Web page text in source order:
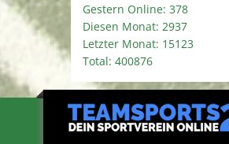
Gestern Online: 378
Diesen Monat: 2937
Letzter Monat: 15123
Total: 400876